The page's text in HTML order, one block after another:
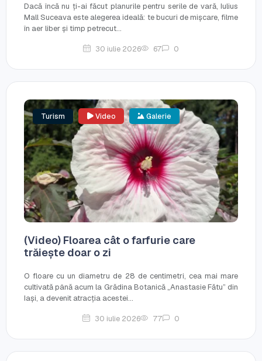
Dacă încă nu ți-ai făcut planurile pentru serile de vară, Iulius
Mall Suceava este alegerea ideală: te bucuri de mișcare, filme
în aer liber și timp petrecut...
30 iulie 2026 67 0
Turism Video Galerie
(Video) Floarea cât o farfurie care
trăiește doar o zi
O floare cu un diametru de 28 de centimetri, cea mai mare
cultivată până acum la Grădina Botanică „Anastasie Fătu” din
Iași, a devenit atracția acestei...
30 iulie 2026 77 0